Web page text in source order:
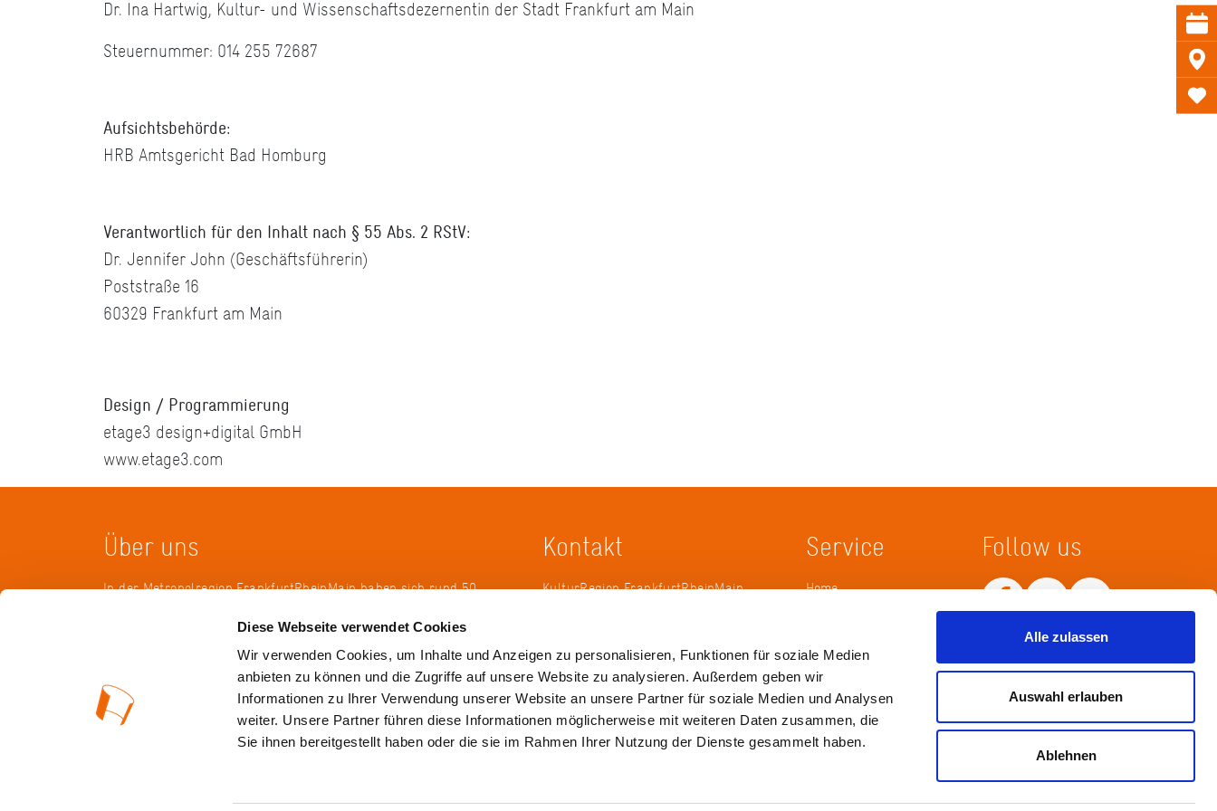
Diese Webseite verwendet Cookies
Wir verwenden Cookies, um Inhalte und Anzeigen zu personalisieren, Funktionen für soziale Medien
anbieten zu können und die Zugriffe auf unsere Website zu analysieren. Außerdem geben wir
Informationen zu Ihrer Verwendung unserer Website an unsere Partner für soziale Medien und Analysen
weiter. Unsere Partner führen diese Informationen möglicherweise mit weiteren Daten zusammen, die
Sie ihnen bereitgestellt haben oder die sie im Rahmen Ihrer Nutzung der Dienste gesammelt haben.
Alle zulassen
Auswahl erlauben
Ablehnen
Dr. Ina Hartwig, Kultur- und Wissenschaftsdezernentin der Stadt Frankfurt am Main
Steuernummer: 014 255 72687
Aufsichtsbehörde:
HRB Amtsgericht Bad Homburg
Verantwortlich für den Inhalt nach § 55 Abs. 2 RStV:
Dr. Jennifer John (Geschäftsführerin)
Poststraße 16
60329 Frankfurt am Main
Design / Programmierung
etage3 design+digital GmbH
www.etage3.com
Über uns
In der Metropolregion FrankfurtRheinMain haben sich rund 50
KulturRegion zusammen-geschlossen. Über die Ländergrenzen
hinweg vernetzt die gemeinnützige Gesellschaft seit 2005 die
vielfältige lokale und regionale Kultur und fördert die
interkommunale Zusammenarbeit. Gemeinsam mit ihren
Mitgliedern präsentiert sie Projekte und setzt Impulse zu
Kontakt
KulturRegion FrankfurtRheinMain
Tel.: +49 69 2577-1700
Fax: +49 69 2577-1750
E-Mail:info@krfrm.de
Service
Home
Follow us
Netiquette